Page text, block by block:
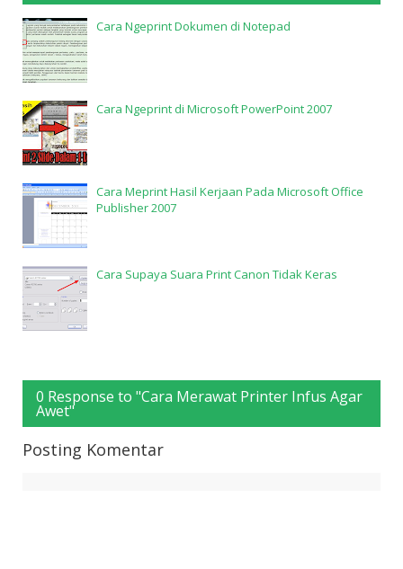
Cara Ngeprint Dokumen di Notepad
Cara Ngeprint di Microsoft PowerPoint 2007
Cara Meprint Hasil Kerjaan Pada Microsoft Office
Publisher 2007
Cara Supaya Suara Print Canon Tidak Keras
0 Response to "Cara Merawat Printer Infus Agar
Awet"
Posting Komentar